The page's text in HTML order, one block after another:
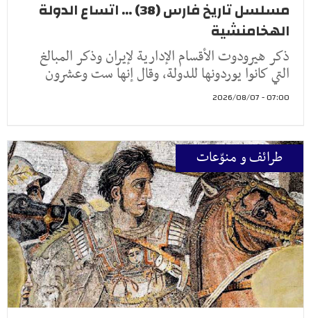
مسلسل تاريخ فارس (38) ... اتساع الدولة
الهخامنشية
ذكر هيرودوت الأقسام الإدارية لإيران وذكر المبالغ
التي كانوا يوردونها للدولة، وقال إنها ست وعشرون
07:00 - 2026/08/07
طرائف و منوّعات